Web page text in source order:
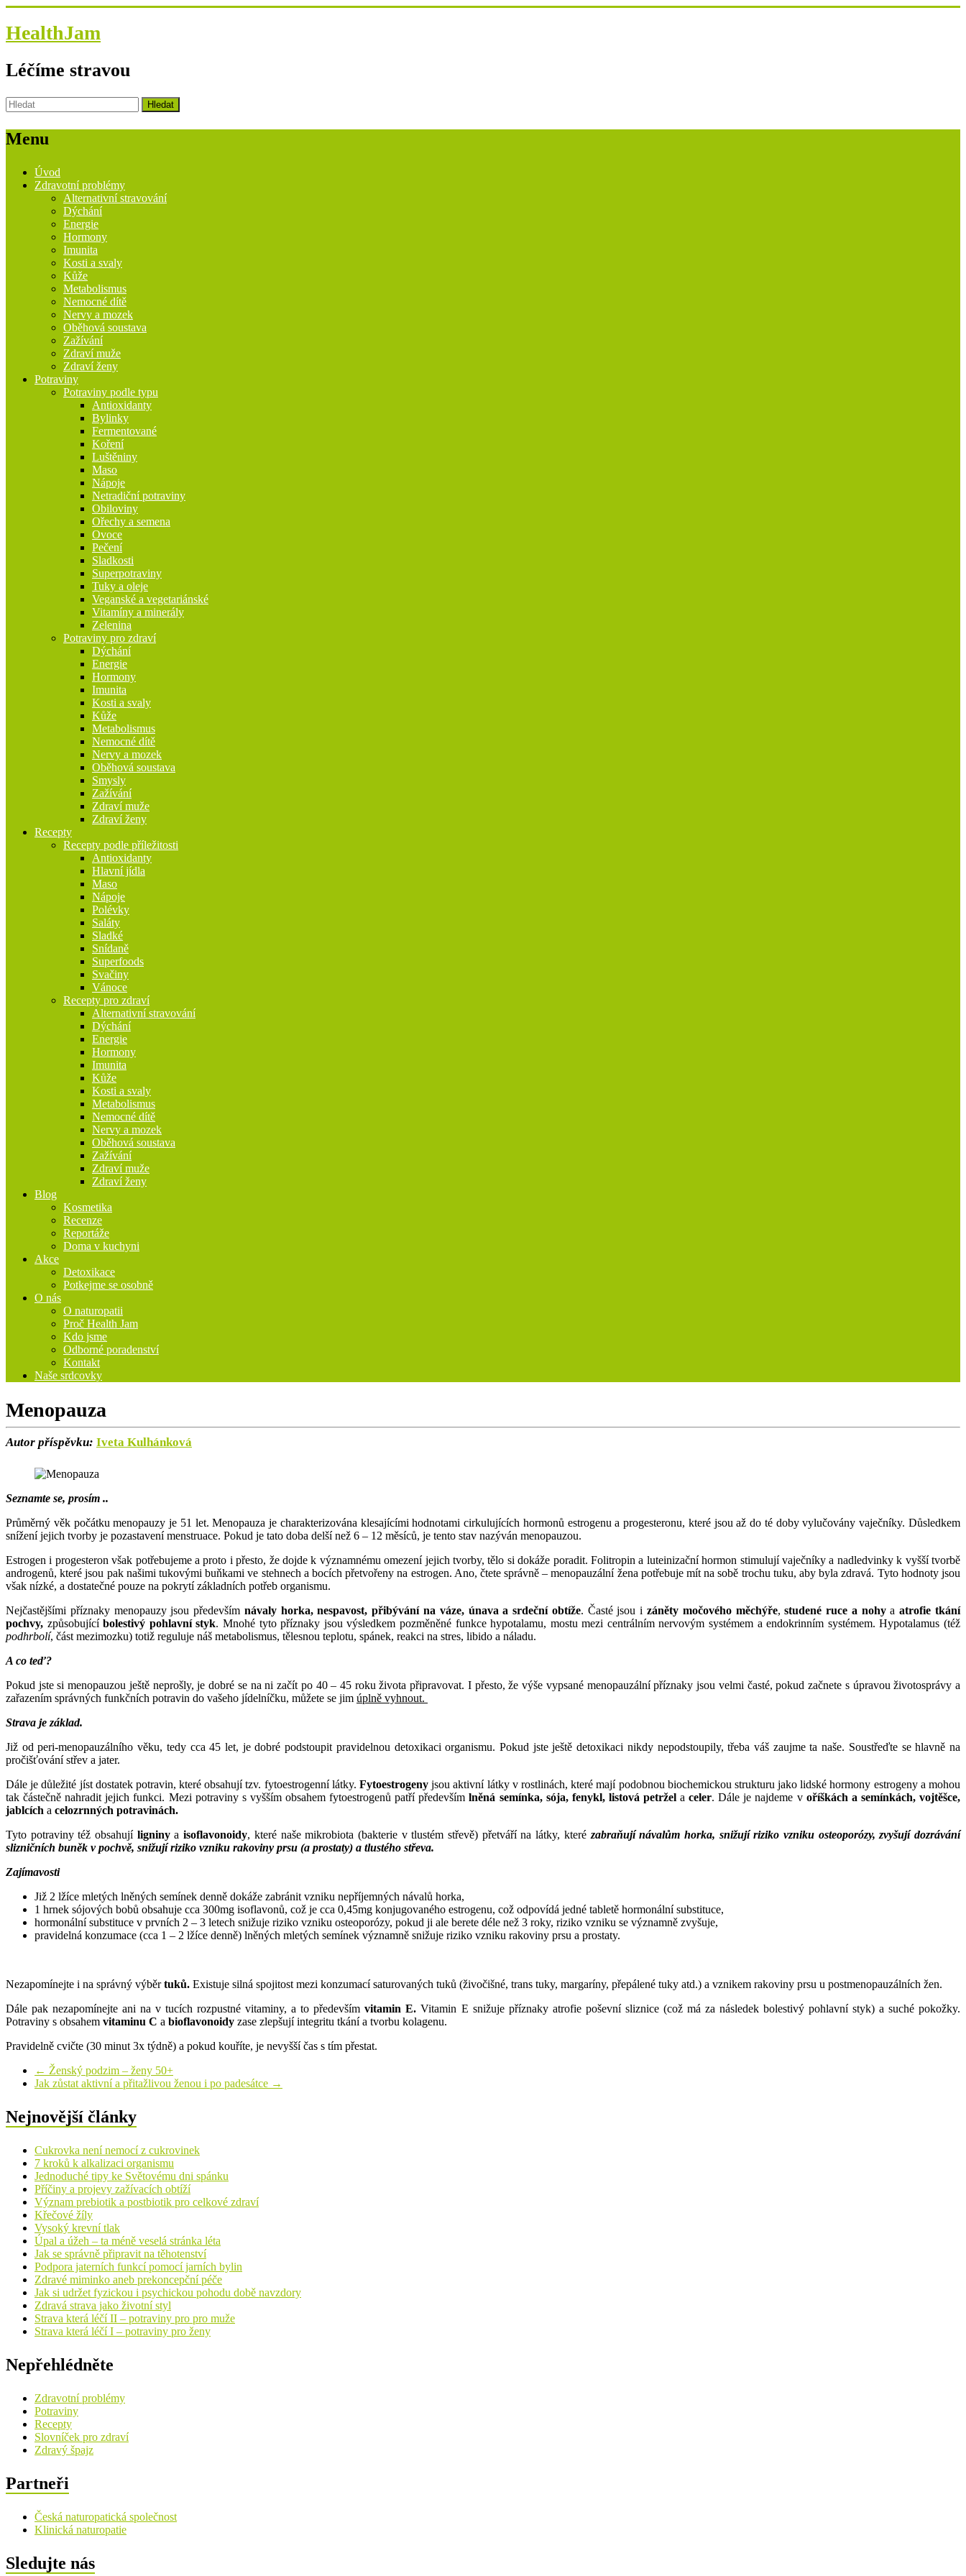
HealthJam
Léčíme stravou
Menu
Úvod
Zdravotní problémy
Alternativní stravování
Dýchání
Energie
Hormony
Imunita
Kosti a svaly
Kůže
Metabolismus
Nemocné dítě
Nervy a mozek
Oběhová soustava
Zažívání
Zdraví muže
Zdraví ženy
Potraviny
Potraviny podle typu
Antioxidanty
Bylinky
Fermentované
Koření
Luštěniny
Maso
Nápoje
Netradiční potraviny
Obiloviny
Ořechy a semena
Ovoce
Pečení
Sladkosti
Superpotraviny
Tuky a oleje
Veganské a vegetariánské
Vitamíny a minerály
Zelenina
Potraviny pro zdraví
Dýchání
Energie
Hormony
Imunita
Kosti a svaly
Kůže
Metabolismus
Nemocné dítě
Nervy a mozek
Oběhová soustava
Smysly
Zažívání
Zdraví muže
Zdraví ženy
Recepty
Recepty podle příležitosti
Antioxidanty
Hlavní jídla
Maso
Nápoje
Polévky
Saláty
Sladké
Snídaně
Superfoods
Svačiny
Vánoce
Recepty pro zdraví
Alternativní stravování
Dýchání
Energie
Hormony
Imunita
Kůže
Kosti a svaly
Metabolismus
Nemocné dítě
Nervy a mozek
Oběhová soustava
Zažívání
Zdraví muže
Zdraví ženy
Blog
Kosmetika
Recenze
Reportáže
Doma v kuchyni
Akce
Detoxikace
Potkejme se osobně
O nás
O naturopatii
Proč Health Jam
Kdo jsme
Odborné poradenství
Kontakt
Naše srdcovky
Menopauza
Autor příspěvku: Iveta Kulhánková
Seznamte se, prosím ..
Průměrný věk počátku menopauzy je 51 let. Menopauza je charakterizována klesajícími hodnotami cirkulujících hormonů estrogenu a progesteronu, které jsou až do té doby vylučovány vaječníky. Důsledkem
snížení jejich tvorby je pozastavení menstruace. Pokud je tato doba delší než 6 – 12 měsíců, je tento stav nazýván menopauzou.
Estrogen i progesteron však potřebujeme a proto i přesto, že dojde k významnému omezení jejich tvorby, tělo si dokáže poradit. Folitropin a luteinizační hormon stimulují vaječníky a nadledvinky k vyšší tvorbě
androgenů, které jsou pak našimi tukovými buňkami ve stehnech a bocích přetvořeny na estrogen. Ano, čtete správně – menopauzální žena potřebuje mít na sobě trochu tuku, aby byla zdravá. Tyto hodnoty jsou
však nízké, a dostatečné pouze na pokrytí základních potřeb organismu.
Nejčastějšími příznaky menopauzy jsou především návaly horka, nespavost, přibývání na váze, únava a srdeční obtíže. Časté jsou izáněty močového měchýře,studené ruce a nohya atrofie tkání
pochvy, způsobujícíbolestivý pohlavní styk. Mnohé tyto příznaky jsou výsledkem pozměněné funkce hypotalamu, mostu mezi centrálním nervovým systémem a endokrinním systémem. Hypotalamus (též
podhrbolí, část mezimozku) totiž reguluje náš metabolismus, tělesnou teplotu, spánek, reakci na stres, libido a náladu.
A co teď?
Pokud jste si menopauzou ještě neprošly, je dobré se na ni začít po 40 – 45 roku života připravovat. I přesto, že výše vypsané menopauzální příznaky jsou velmi časté, pokud začnete s úpravou životosprávy a
zařazením správných funkčních potravin do vašeho jídelníčku, můžete se jim úplně vyhnout.
Strava je základ.
Již od peri-menopauzálního věku, tedy cca 45 let, je dobré podstoupit pravidelnou detoxikaci organismu. Pokud jste ještě detoxikaci nikdy nepodstoupily, třeba váš zaujme ta naše. Soustřeďte se hlavně na
pročišťování střev a jater.
Dále je důležité jíst dostatek potravin, které obsahují tzv. fytoestrogenní látky.Fytoestrogeny jsou aktivní látky v rostlinách, které mají podobnou biochemickou strukturu jako lidské hormony estrogeny a mohou
tak částečně nahradit jejich funkci. Mezi potraviny s vyšším obsahem fytoestrogenů patří předevšímlněná semínka, sója, fenykl, listová petržela celer. Dále je najdeme v oříškách a semínkách, vojtěšce,
jablcích a celozrnných potravinách.
Tyto potraviny též obsahují ligninya isoflavonoidy, které naše mikrobiota (bakterie v tlustém střevě) přetváří na látky, které zabraňují návalům horka, snižují riziko vzniku osteoporózy, zvyšují dozrávání
slizničních buněk v pochvě, snižují riziko vzniku rakoviny prsu (a prostaty) a tlustého střeva.
Zajímavosti
Již 2 lžíce mletých lněných semínek denně dokáže zabránit vzniku nepříjemných návalů horka,
1 hrnek sójových bobů obsahuje cca 300mg isoflavonů, což je cca 0,45mg konjugovaného estrogenu, což odpovídá jedné tabletě hormonální substituce,
hormonální substituce v prvních 2 – 3 letech snižuje riziko vzniku osteoporózy, pokud ji ale berete déle než 3 roky, riziko vzniku se významně zvyšuje,
pravidelná konzumace (cca 1 – 2 lžíce denně) lněných mletých semínek významně snižuje riziko vzniku rakoviny prsu a prostaty.
Nezapomínejte i na správný výběrtuků. Existuje silná spojitost mezi konzumací saturovaných tuků (živočišné, trans tuky, margaríny, přepálené tuky atd.) a vznikem rakoviny prsu u postmenopauzálních žen.
Dále pak nezapomínejte ani na v tucích rozpustné vitaminy, a to předevšímvitamin E. Vitamin E snižuje příznaky atrofie poševní sliznice (což má za následek bolestivý pohlavní styk) a suché pokožky.
Potraviny s obsahem vitaminu C a bioflavonoidy zase zlepšují integritu tkání a tvorbu kolagenu.
Pravidelně cvičte (30 minut 3x týdně) a pokud kouříte, je nevyšší čas s tím přestat.
← Ženský podzim – ženy 50+
Jak zůstat aktivní a přitažlivou ženou i po padesátce →
Nejnovější články
Cukrovka není nemocí z cukrovinek
7 kroků k alkalizaci organismu
Jednoduché tipy ke Světovému dni spánku
Příčiny a projevy zažívacích obtíží
Význam prebiotik a postbiotik pro celkové zdraví
Křečové žíly
Vysoký krevní tlak
Úpal a úžeh – ta méně veselá stránka léta
Jak se správně připravit na těhotenství
Podpora jaterních funkcí pomocí jarních bylin
Zdravé miminko aneb prekoncepční péče
Jak si udržet fyzickou i psychickou pohodu době navzdory
Zdravá strava jako životní styl
Strava která léčí II – potraviny pro pro muže
Strava která léčí I – potraviny pro ženy
Nepřehlédněte
Zdravotní problémy
Potraviny
Recepty
Slovníček pro zdraví
Zdravý špajz
Partneři
Česká naturopatická společnost
Klinická naturopatie
Sledujte nás